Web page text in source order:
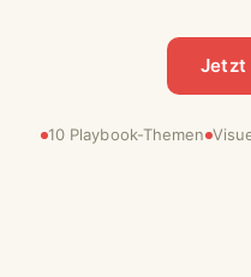
Jetzt
10 Playbook-Themen